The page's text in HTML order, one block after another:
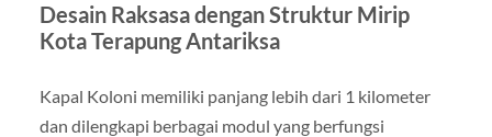
Desain Raksasa dengan Struktur Mirip
Kota Terapung Antariksa
Kapal Koloni memiliki panjang lebih dari 1 kilometer
dan dilengkapi berbagai modul yang berfungsi